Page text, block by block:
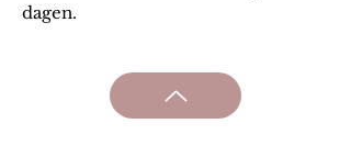
dagen.